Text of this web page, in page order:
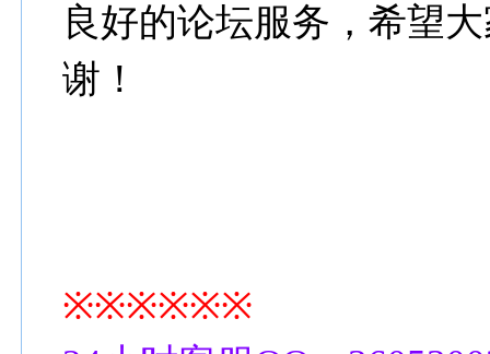
良好的论坛服务，希望
谢！
※※※※※※